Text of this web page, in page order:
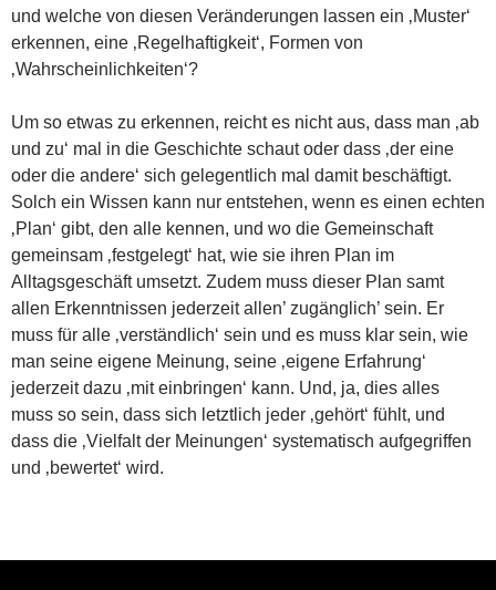
und welche von diesen Veränderungen lassen ein ‚Muster‘
erkennen, eine ‚Regelhaftigkeit‘, Formen von
‚Wahrscheinlichkeiten‘?
Um so etwas zu erkennen, reicht es nicht aus, dass man ‚ab
und zu‘ mal in die Geschichte schaut oder dass ‚der eine
oder die andere‘ sich gelegentlich mal damit beschäftigt.
Solch ein Wissen kann nur entstehen, wenn es einen echten
‚Plan‘ gibt, den alle kennen, und wo die Gemeinschaft
gemeinsam ‚festgelegt‘ hat, wie sie ihren Plan im
Alltagsgeschäft umsetzt. Zudem muss dieser Plan samt
allen Erkenntnissen jederzeit allen’ zugänglich’ sein. Er
muss für alle ‚verständlich‘ sein und es muss klar sein, wie
man seine eigene Meinung, seine ‚eigene Erfahrung‘
jederzeit dazu ‚mit einbringen‘ kann. Und, ja, dies alles
muss so sein, dass sich letztlich jeder ‚gehört‘ fühlt, und
dass die ‚Vielfalt der Meinungen‘ systematisch aufgegriffen
und ‚bewertet‘ wird.